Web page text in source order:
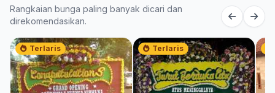
Rangkaian bunga paling banyak dicari dan
direkomendasikan.
Terlaris Terlaris